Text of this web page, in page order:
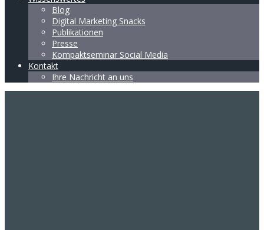
Blog
Digital Marketing Snacks
Publikationen
Presse
Kompaktseminar Social Media
Kontakt
Ihre Nachricht an uns